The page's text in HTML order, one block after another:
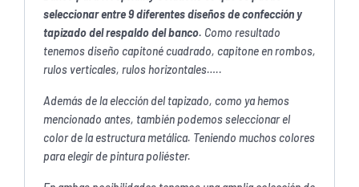
seleccionar entre 9 diferentes diseños de confección y
tapizado del respaldo del banco. Como resultado
tenemos diseño capitoné cuadrado, capitone en rombos,
rulos verticales, rulos horizontales…..
Además de la elección del tapizado, como ya hemos
mencionado antes, también podemos seleccionar el
color de la estructura metálica. Teniendo muchos colores
para elegir de pintura poliéster.